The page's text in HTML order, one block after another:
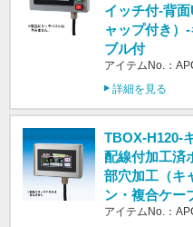
イッチ付-背
ャップ付き）
ブル付
アイテムNo.：
詳細を見る
TBOX-H120-
配線付加工済
部穴加工（キ
ン・複合ケー
アイテムNo.：